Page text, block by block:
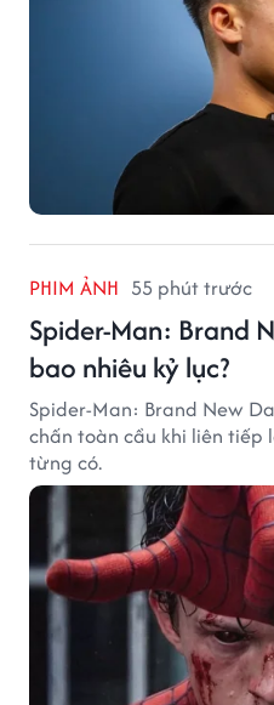
PHIM ẢNH 55 phút trước
Spider-Man: Brand
bao nhiêu kỷ lục?
Spider-Man: Brand New
chấn toàn cầu khi liên tiếp
từng có.